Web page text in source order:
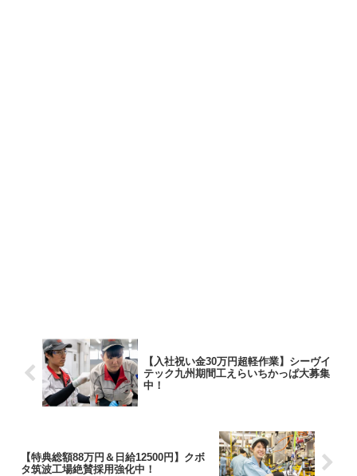
【入社祝い金30万円超軽作業】シーヴイ
テック九州期間工えらいちかっぱ大募集
中！
【特典総額88万円＆日給12500円】クボ
タ筑波工場絶賛採用強化中！